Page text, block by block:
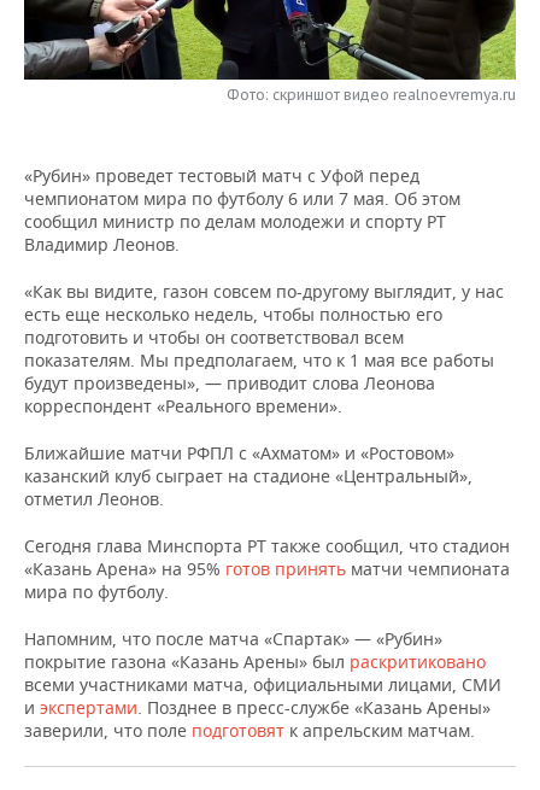
НЕФТЕХИМИЯ
НЕФТЬ
ЭНЕРГЕТИКА
РОЗНИЧНАЯ ТОРГОВЛЯ
НОВОСТИ ТЕХНОЛОГИЙ
ТЕЛЕКОММУНИКАЦИИ
МЕРОПРИЯТИЯ
НОВОСТИ МЕРОПРИЯТИЙ
БИЗНЕС-БРАНЧИ
ОТКРЫТАЯ ЛЕКЦИЯ
ФУТБОЛ
БАСКЕТБОЛ
ВОЛЕЙБОЛ
ФИГУРНОЕ КАТАНИЕ
ВОДНЫЕ ВИДЫ СПОРТА
ХОККЕЙ С МЯЧОМ
НОВОСТИ ОБЩЕСТВА
ИНФРАСТРУКТУРА
ИСТОРИЯ
МЕДИЦИНА
ОБРАЗОВАНИЕ
ПРОИСШЕСТВИЯ
ФОТОГАЛЕРЕЯ
СПРАВОЧНИК
СПИСОК ПЕРСОН
ПОЛНАЯ ВЕРСИЯ
Фото: скриншот видео realnoevremya.ru
«Рубин» проведет тестовый матч с Уфой перед
чемпионатом мира по футболу 6 или 7 мая. Об этом
сообщил министр по делам молодежи и спорту РТ
Владимир Леонов.
«Как вы видите, газон совсем по-другому выглядит, у нас
есть еще несколько недель, чтобы полностью его
подготовить и чтобы он соответствовал всем
показателям. Мы предполагаем, что к 1 мая все работы
будут произведены», — приводит слова Леонова
корреспондент «Реального времени».
Ближайшие матчи РФПЛ с «Ахматом» и «Ростовом»
казанский клуб сыграет на стадионе «Центральный»,
отметил Леонов.
Сегодня глава Минспорта РТ также сообщил, что стадион
«Казань Арена» на 95% готов принять матчи чемпионата
мира по футболу.
Напомним, что после матча «Спартак» — «Рубин»
покрытие газона «Казань Арены» был раскритиковано
всеми участниками матча, официальными лицами, СМИ
и экспертами. Позднее в пресс-службе «Казань Арены»
заверили, что поле подготовят к апрельским матчам.